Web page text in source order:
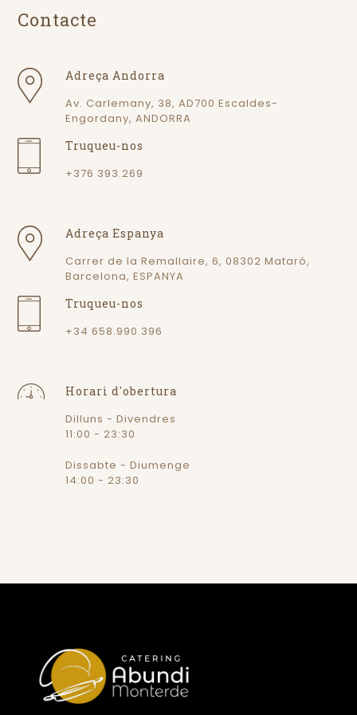
Contacte
Adreça Andorra
Av. Carlemany, 38, AD700 Escaldes-
Engordany, ANDORRA
Truqueu-nos
+376 393.269
Adreça Espanya
Carrer de la Remallaire, 6, 08302 Mataró,
Barcelona, ESPANYA
Truqueu-nos
+34 658.990.396
Horari d'obertura
Dilluns - Divendres
11:00 - 23:30
Dissabte - Diumenge
14:00 - 23:30